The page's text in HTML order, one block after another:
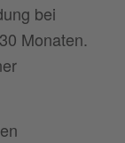
bei
Monaten.